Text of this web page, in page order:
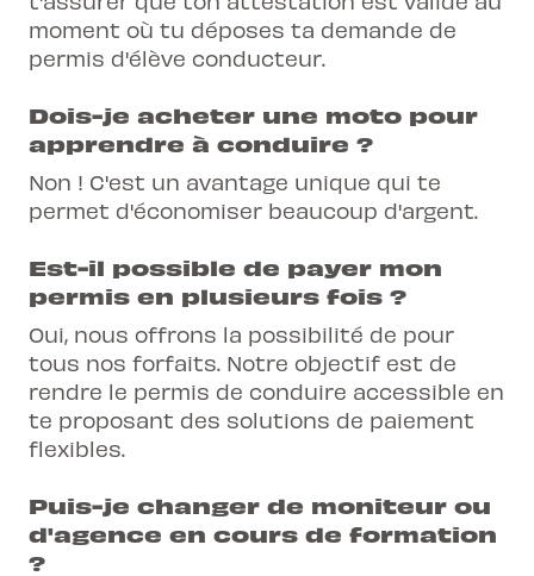
moment où tu déposes ta demande de
permis d'élève conducteur.
Dois-je acheter une moto pour
apprendre à conduire ?
Non ! C'est un avantage unique qui te
permet d'économiser beaucoup d'argent.
Est-il possible de payer mon
permis en plusieurs fois ?
Oui, nous offrons la possibilité de pour
tous nos forfaits. Notre objectif est de
rendre le permis de conduire accessible en
te proposant des solutions de paiement
flexibles.
Puis-je changer de moniteur ou
d'agence en cours de formation
?